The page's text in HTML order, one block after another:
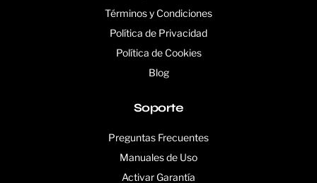
Términos y Condiciones
Política de Privacidad
Política de Cookies
Blog
Soporte
Preguntas Frecuentes
Manuales de Uso
Activar Garantía